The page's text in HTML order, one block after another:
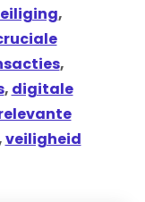
,
,
, digitale
veiligheid